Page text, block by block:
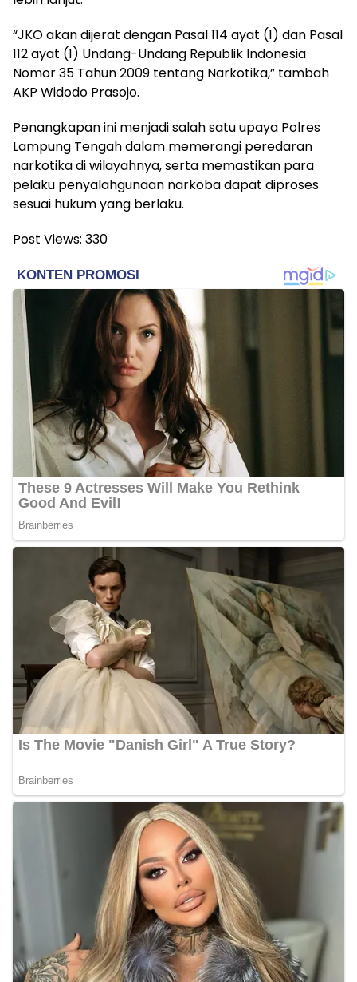
“JKO akan dijerat dengan Pasal 114 ayat (1) dan Pasal
112 ayat (1) Undang-Undang Republik Indonesia
Nomor 35 Tahun 2009 tentang Narkotika,” tambah
AKP Widodo Prasojo.
Penangkapan ini menjadi salah satu upaya Polres
Lampung Tengah dalam memerangi peredaran
narkotika di wilayahnya, serta memastikan para
pelaku penyalahgunaan narkoba dapat diproses
sesuai hukum yang berlaku.
Post Views: 330